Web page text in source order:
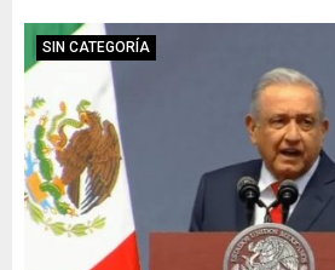
SIN CATEGORÍA